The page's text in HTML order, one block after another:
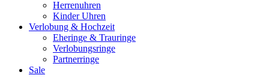
Herrenuhren
Kinder Uhren
Verlobung & Hochzeit
Eheringe & Trauringe
Verlobungsringe
Partnerringe
Sale